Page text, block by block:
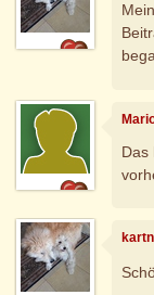
Das